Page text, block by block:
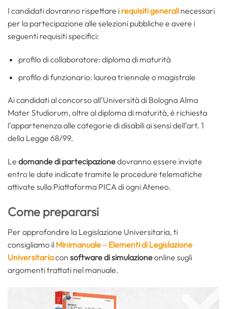
I candidati dovranno rispettare i requisiti generali necessari
per la partecipazione alle selezioni pubbliche e avere i
seguenti requisiti specifici:
profilo di collaboratore: diploma di maturità
profilo di funzionario: laurea triennale o magistrale
Ai candidati al concorso all’Università di Bologna Alma
Mater Studiorum, oltre al diploma di maturità, è richiesta
l’appartenenza alle categorie di disabili ai sensi dell’art. 1
della Legge 68/99.
Le domande di partecipazionedovranno essere inviate
entro le date indicate tramite le procedure telematiche
attivate sulla Piattaforma PICA di ogni Ateneo.
Come prepararsi
Per approfondire la Legislazione Universitaria, ti
consigliamo il Minimanuale – Elementi di Legislazione
Universitariacon software di simulazioneonline sugli
argomenti trattati nel manuale.